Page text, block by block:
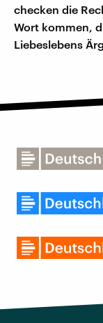
checken die
Wort kommen,
Liebeslebens